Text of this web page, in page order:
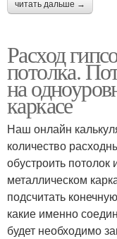
читать дальше →
Расход
потолка.
на
каркасе
Наш онлайн
количество
обустроить
металлическом
подсчитать
какие именно
будет необходимо